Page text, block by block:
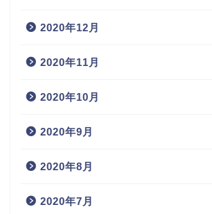
2020年12月
2020年11月
2020年10月
2020年9月
2020年8月
2020年7月